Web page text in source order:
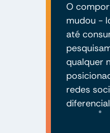
O
mudou -
até
qualquer
redes